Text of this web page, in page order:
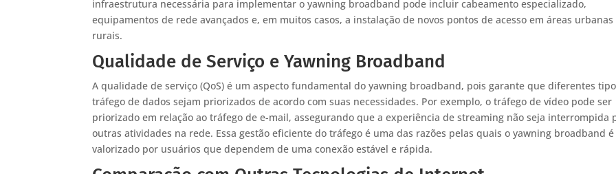
infraestrutura necessária para implementar o yawning broadband pode incluir cabeamento especializado,
equipamentos de rede avançados e, em muitos casos, a instalação de novos pontos de acesso em áreas urbanas
rurais.
Qualidade de Serviço e Yawning Broadband
A qualidade de serviço (QoS) é um aspecto fundamental do yawning broadband, pois garante que diferentes
tráfego de dados sejam priorizados de acordo com suas necessidades. Por exemplo, o tráfego de vídeo pode ser
priorizado em relação ao tráfego de e-mail, assegurando que a experiência de streaming não seja interrompida
outras atividades na rede. Essa gestão eficiente do tráfego é uma das razões pelas quais o yawning broadband
valorizado por usuários que dependem de uma conexão estável e rápida.